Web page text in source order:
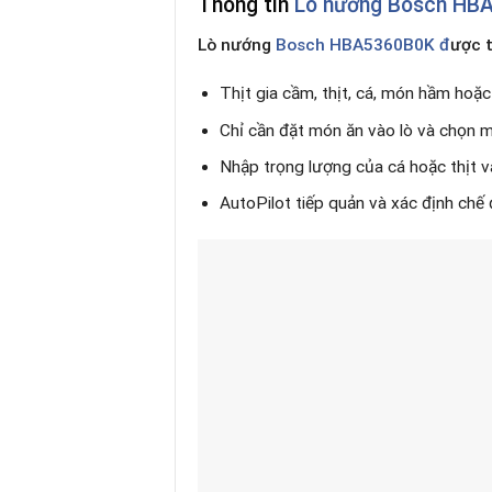
Lò nướng Bosch HBA5360B0K được
Thịt gia cầm, thịt, cá, món hầm
Chỉ cần đặt món ăn vào lò và chọn
Nhập trọng lượng của cá hoặc thịt
AutoPilot tiếp quản và xác định chế